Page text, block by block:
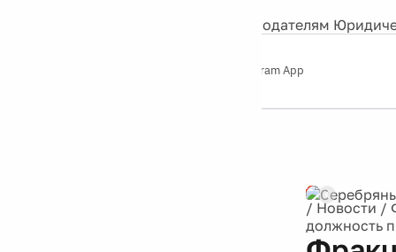
Рекламодателям
Telegram App
/ Новости /
должность